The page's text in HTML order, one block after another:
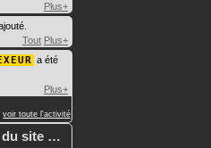
Plus+
Tout Plus+
a été
Plus+
voir toute l'activité
du site …